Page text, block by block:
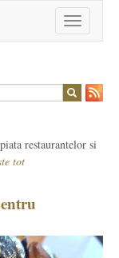
Toggle
navigation
restaurantelor si
tot